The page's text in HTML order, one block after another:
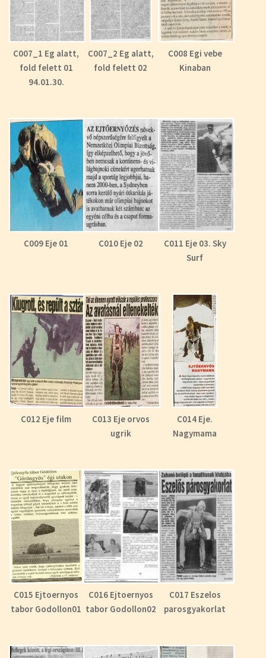
C007_1 Eg alatt,
fold felett 01
94.01.30.
C007_2 Eg alatt,
fold felett 02
C008 Egi vebe
Kinaban
C009 Eje 01 C010 Eje 02
C011 Eje 03. Sky
Surf
C012 Eje film
C013 Eje orvos
ugrik
C014 Eje.
Nagymama
C015 Ejtoernyos
tabor Godollon01
C016 Ejtoernyos
tabor Godollon02
C017 Eszelos
parosgyakorlat